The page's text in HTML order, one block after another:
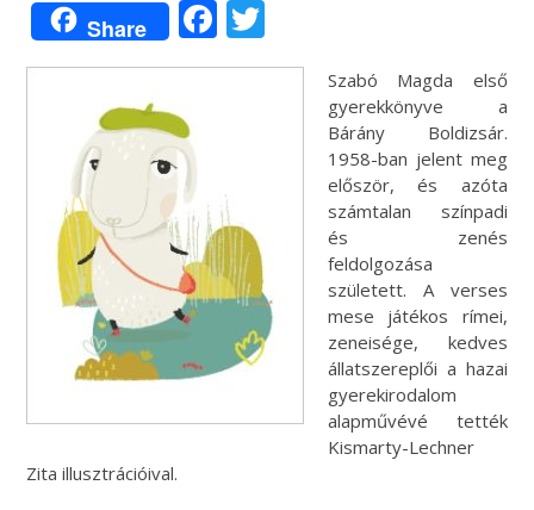
Share Facebook
Szabó Magda első
gyerekkönyve a
Bárány Boldizsár.
1958-ban jelent meg
először, és azóta
számtalan színpadi
és zenés
feldolgozása
született. A verses
mese játékos rímei,
zeneisége, kedves
állatszereplői a hazai
gyerekirodalom
alapművévé tették
Kismarty-Lechner
Zita illusztrációival.